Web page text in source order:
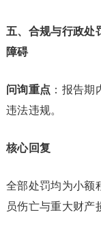
五、合规与行政处
障碍
问询重点 ：报告
违法违规。
核心回复
全部处罚均为小额
员伤亡与重大财产